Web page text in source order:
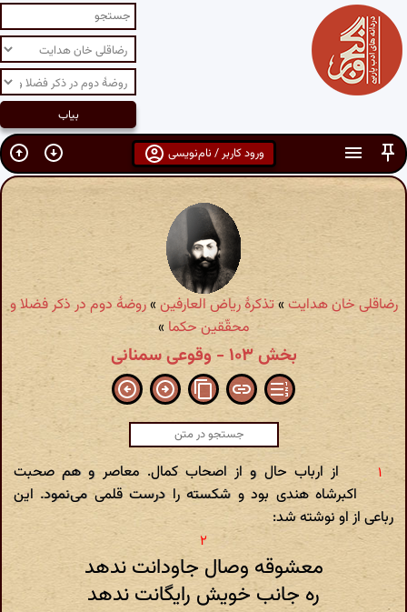
ورود کاربر / نام‌نویسی
رضاقلی خان هدایت»تذکرهٔ ریاض العارفین »روضهٔ دوم در ذکر فضلا و
محقّقین حکما »
بخش ۱۰۳ - وقوعی سمنانی
از ارباب حال و از اصحاب کمال. معاصر و هم صحبت
اکبرشاه هندی بود و شکسته را درست قلمی می‌نمود. این
رباعی از او نوشته شد:
معشوقه وصال جاودانت ندهد
ره جانب خویش رایگانت ندهد